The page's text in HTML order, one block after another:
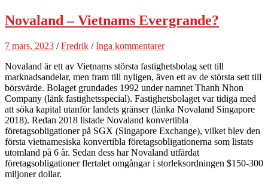
Novaland – Vietnams Evergrande?
7 mars, 2023 /Fredrik /Inga kommentarer
Novaland är ett av Vietnams största fastighetsbolag sett till
marknadsandelar, men fram till nyligen, även ett av de största sett till
börsvärde. Bolaget grundades 1992 under namnet Thanh Nhon
Company (länk fastighetsspecial). Fastighetsbolaget var tidiga med
att söka kapital utanför landets gränser (länka Novaland Singapore
2018). Redan 2018 listade Novaland konvertibla
företagsobligationer på SGX (Singapore Exchange), vilket blev den
första vietnamesiska konvertibla företagsobligationerna som listats
utomland på 6 år. Sedan dess har Novaland utfärdat
företagsobligationer flertalet omgångar i storleksordningen $150-300
miljoner dollar.